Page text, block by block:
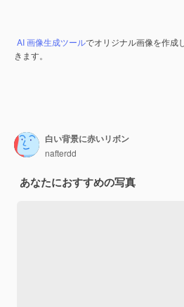
AI 画像生成ツールでオリジナル画像を作成し
きます。
白い背景に赤いリボン
nafterdd
あなたにおすすめの写真